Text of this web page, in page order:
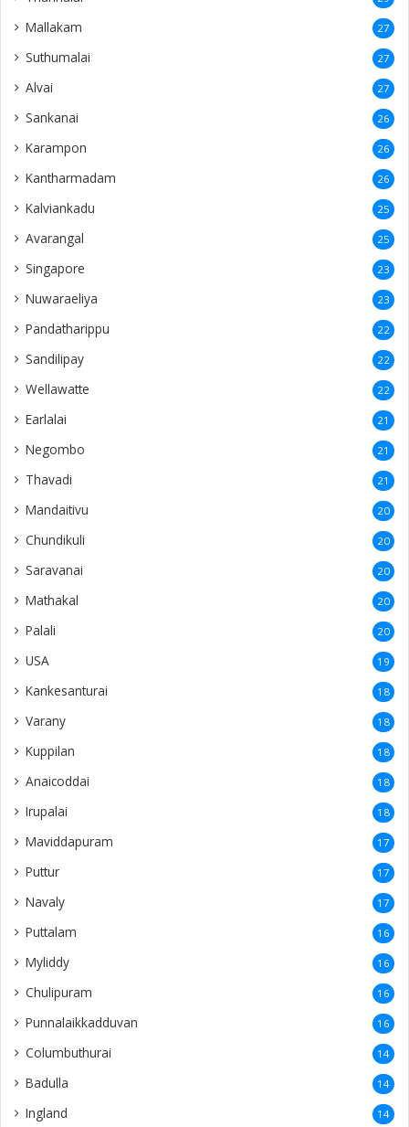
Mallakam 27
Suthumalai 27
Alvai 27
Sankanai 26
Karampon 26
Kantharmadam 26
Kalviankadu 25
Avarangal 25
Singapore 23
Nuwaraeliya 23
Pandatharippu 22
Sandilipay 22
Wellawatte 22
Earlalai 21
Negombo 21
Thavadi 21
Mandaitivu 20
Chundikuli 20
Saravanai 20
Mathakal 20
Palali 20
USA 19
Kankesanturai 18
Varany 18
Kuppilan 18
Anaicoddai 18
Irupalai 18
Maviddapuram 17
Puttur 17
Navaly 17
Puttalam 16
Myliddy 16
Chulipuram 16
Punnalaikkadduvan 16
Columbuthurai 14
Badulla 14
Ingland 14